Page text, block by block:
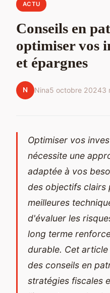
ACTU
Conseils en
optimiser vos
et épargnes
N Nina5 octobre 20243
Optimiser vos
nécessite une
adaptée à vos
des objectifs clairs
meilleures
d'évaluer les
long terme
durable. Cet
des conseils en
stratégies fiscales